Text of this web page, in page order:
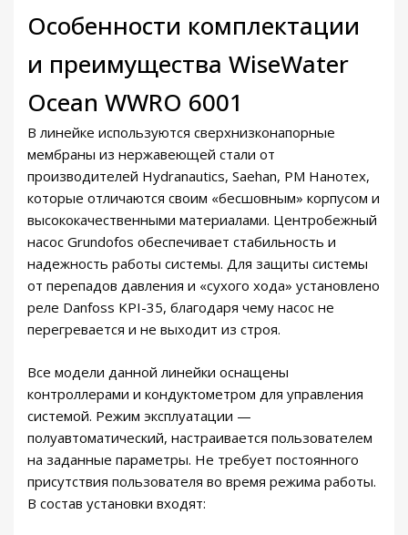
Особенности комплектации
и преимущества WiseWater
Ocean WWRO 6001
В линейке используются сверхнизконапорные
мембраны из нержавеющей стали от
производителей Hydranautics, Saehan, РМ Нанотех,
которые отличаются своим «бесшовным» корпусом и
высококачественными материалами. Центробежный
насос Grundofos обеспечивает стабильность и
надежность работы системы. Для защиты системы
от перепадов давления и «сухого хода» установлено
реле Danfoss KPI-35, благодаря чему насос не
перегревается и не выходит из строя.
Все модели данной линейки оснащены
контроллерами и кондуктометром для управления
системой. Режим эксплуатации —
полуавтоматический, настраивается пользователем
на заданные параметры. Не требует постоянного
присутствия пользователя во время режима работы.
В состав установки входят: